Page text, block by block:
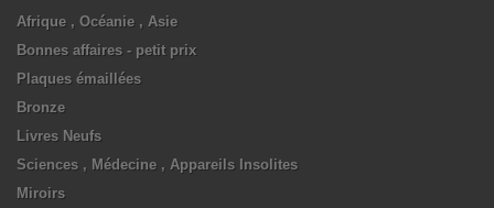
Afrique , Océanie , Asie
Bonnes affaires - petit prix
Plaques émaillées
Bronze
Livres Neufs
Sciences , Médecine , Appareils Insolites
Miroirs